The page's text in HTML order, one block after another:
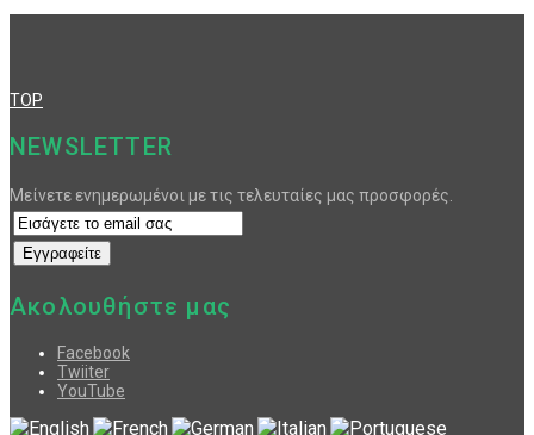
TOP
NEWSLETTER
Μείνετε ενημερωμένοι με τις τελευταίες μας προσφορές.
Ακολουθήστε μας
Facebook
Twiiter
YouTube